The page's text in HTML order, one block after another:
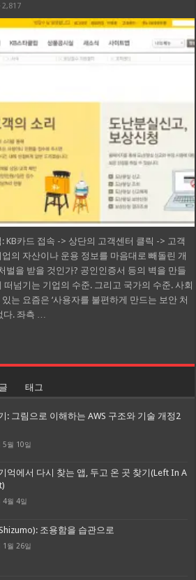
2,817
KB카드 접속 -> 상단의 고객센터 클릭 -> 고객
의 자산이나 운용 정보를 마음대로 빼돌린 개
벌을 받을 것인가? 공인인증서 등의 벽을 만들
넘기는 기업의 수준. 그리고 국가의 수준. 사회
는 요즘은 ‘사용자를 불편하게 만드는 보안 처
다. 좌측 …
태그
: 그림으로 이해하는 AWS 구조와 기술 개정2
5월 10일
억에서 다시 찾는 앱, 두고 온 곳 찾기(Left In A
4월 4일
조용함을 습관으로
1월 26일